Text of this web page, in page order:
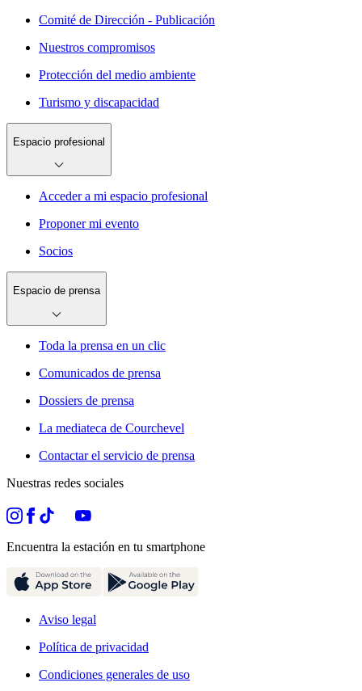
Comité de Dirección - Publicación
Nuestros compromisos
Protección del medio ambiente
Turismo y discapacidad
Espacio profesional
Acceder a mi espacio profesional
Proponer mi evento
Socios
Espacio de prensa
Toda la prensa en un clic
Comunicados de prensa
Dossiers de prensa
La mediateca de Courchevel
Contactar el servicio de prensa
Nuestras redes sociales
Encuentra la estación en tu smartphone
Aviso legal
Política de privacidad
Condiciones generales de uso